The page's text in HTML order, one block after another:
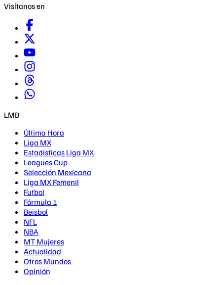
Visítanos en
LMB
Última Hora
Liga MX
Estadísticas Liga MX
Leagues Cup
Selección Mexicana
Liga MX Femenil
Futbol
Fórmula 1
Beisbol
NFL
NBA
MT Mujeres
Actualidad
Otros Mundos
Opinión